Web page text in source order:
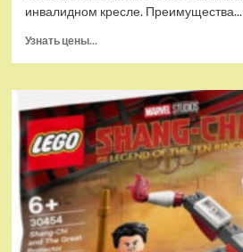
инвалидном кресле. Преимущества...
Узнать цены...
(EU)
Конструктор
LEGO
City
Лаборатория
космических
наук
(60439)